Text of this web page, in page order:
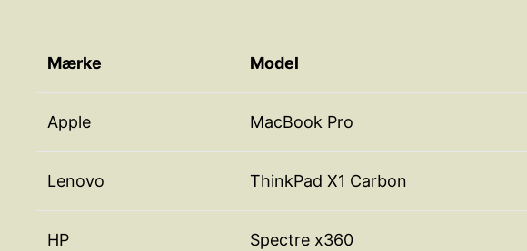
Mærke Model
Apple MacBook Pro
Lenovo ThinkPad X1 Carbon
HP Spectre x360